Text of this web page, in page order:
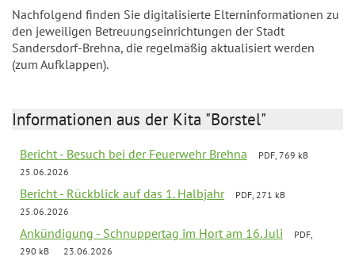
Nachfolgend finden Sie digitalisierte Elterninformationen zu
den jeweiligen Betreuungseinrichtungen der Stadt
Sandersdorf-Brehna, die regelmäßig aktualisiert werden
(zum Aufklappen).
Informationen aus der Kita "Borstel"
Bericht - Besuch bei der Feuerwehr Brehna
PDF, 769 kB
25.06.2026
Bericht - Rückblick auf das 1. Halbjahr
PDF, 271 kB
25.06.2026
Ankündigung - Schnuppertag im Hort am 16. Juli
PDF,
290 kB
23.06.2026